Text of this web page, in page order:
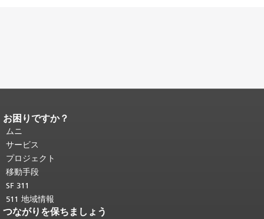
ページコンテンツの終わり。
ジの残りの部分はすべてのページで繰
り返されます。
頭に戻る。
お困りですか？
ムニ
サービス
プロジェクト
移動手段
SF 311
511 地域情報
つながりを保ちましょう